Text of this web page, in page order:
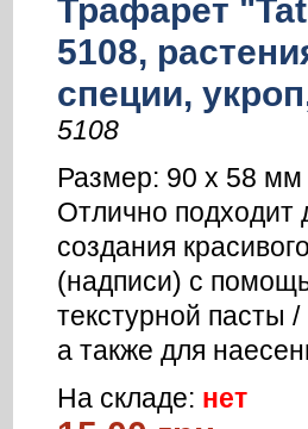
Трафарет
5108,
специи,
5108
Размер: 90 х 58 мм
Отлично подходит
создания
(надписи) с
текстурной пасты
а также для
На складе: нет